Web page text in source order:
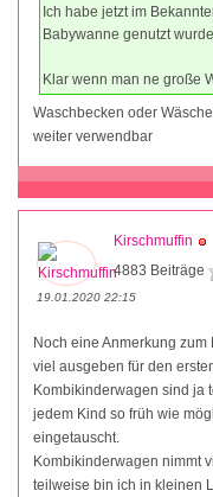
Ich habe jetzt im
Babywanne genutzt
Klar wenn man ne große
Waschbecken oder
weiter verwendbar
Kirschmuffin
4883 Beiträge
19.01.2020 22:15
Noch eine Anmerkung
viel ausgeben für den
Kombikinderwagen sind ja
jedem Kind so früh wie
eingetauscht.
Kombikinderwagen nimmt
teilweise bin ich in kleinen